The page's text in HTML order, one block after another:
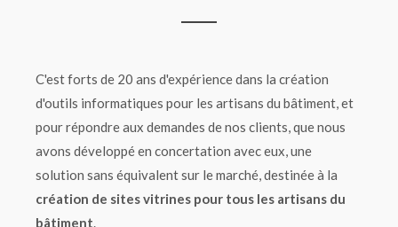
C'est forts de 20 ans d'expérience dans la création
d'outils informatiques pour les artisans du bâtiment, et
pour répondre aux demandes de nos clients, que nous
avons développé en concertation avec eux, une
solution sans équivalent sur le marché, destinée à la
création de sites vitrines pour tous les artisans du
bâtiment.